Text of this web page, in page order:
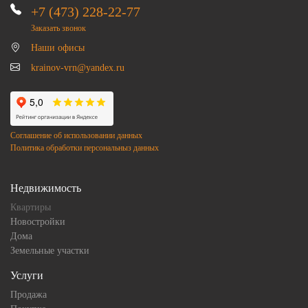
+7 (473) 228-22-77
Заказать звонок
Наши офисы
krainov-vrn@yandex.ru
Соглашение об использовании данных
Политика обработки персональныз данных
Недвижимость
Квартиры
Новостройки
Дома
Земельные участки
Услуги
Продажа